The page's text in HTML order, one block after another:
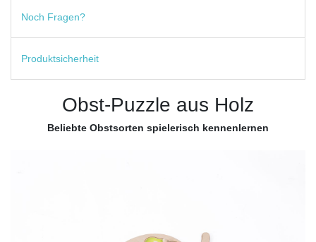
Noch Fragen?
Produktsicherheit
Obst-Puzzle aus Holz
Beliebte Obstsorten spielerisch kennenlernen